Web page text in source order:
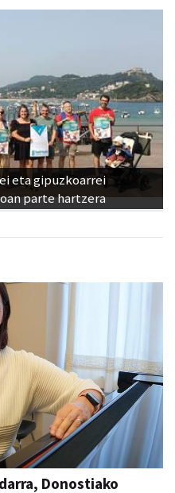
eta gipuzkoarrei
parte hartzera
Donostiako